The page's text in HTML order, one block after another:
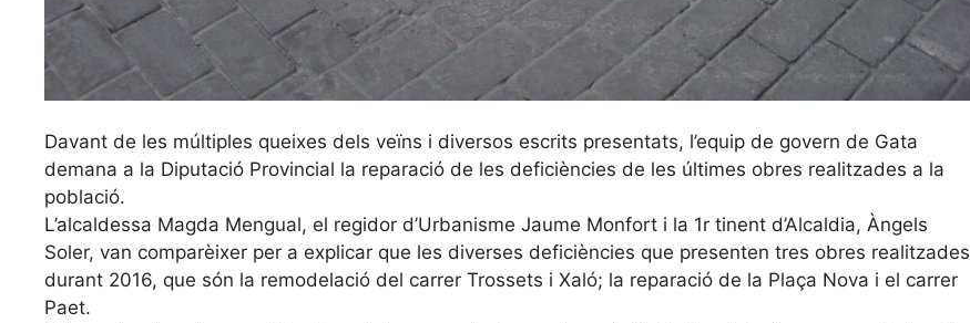
Davant de les múltiples queixes dels veïns i diversos escrits presentats, l’equip de govern de Gata
demana a la Diputació Provincial la reparació de les deficiències de les últimes obres realitzades a la
població.
L’alcaldessa Magda Mengual, el regidor d’Urbanisme Jaume Monfort i la 1r tinent d’Alcaldia, Àngels
Soler, van comparèixer per a explicar que les diverses deficiències que presenten tres obres realitzades
durant 2016, que són la remodelació del carrer Trossets i Xaló; la reparació de la Plaça Nova i el carrer
Paet.